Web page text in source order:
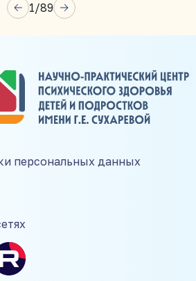
1/89
персональных данных